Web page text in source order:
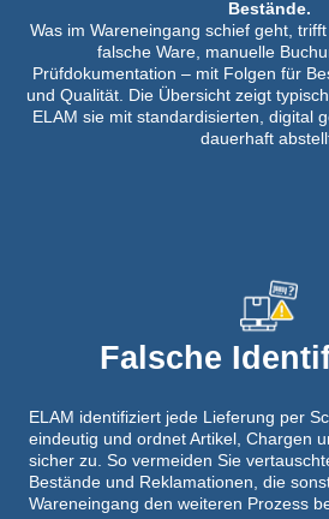
Bestände.
Was im Wareneingang schief geht,
falsche Ware, manuelle
Prüfdokumentation – mit Folgen für
und Qualität. Die Übersicht zeigt
ELAM sie mit standardisierten, digital
dauerhaft
Falsche
ELAM identifiziert jede Lieferung per
eindeutig und ordnet Artikel, Chargen
sicher zu. So vermeiden Sie
Bestände und Reklamationen, die
Wareneingang den weiteren Prozess